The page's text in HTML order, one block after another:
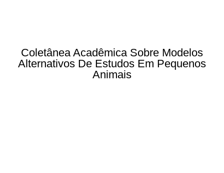
Coletânea Acadêmica Sobre Modelos
Alternativos De Estudos Em Pequenos
Animais